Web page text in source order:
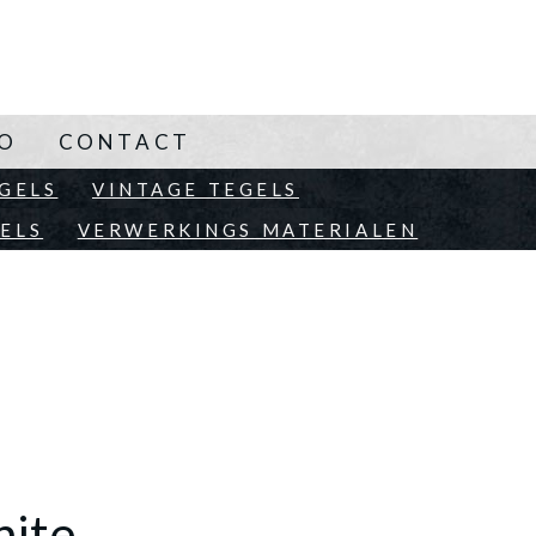
VINTAGE TEGELS
VERWERKINGS MATERIALEN
CONTACT